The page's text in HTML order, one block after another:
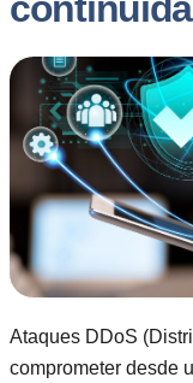
Ataques DDoS
comprometer desde